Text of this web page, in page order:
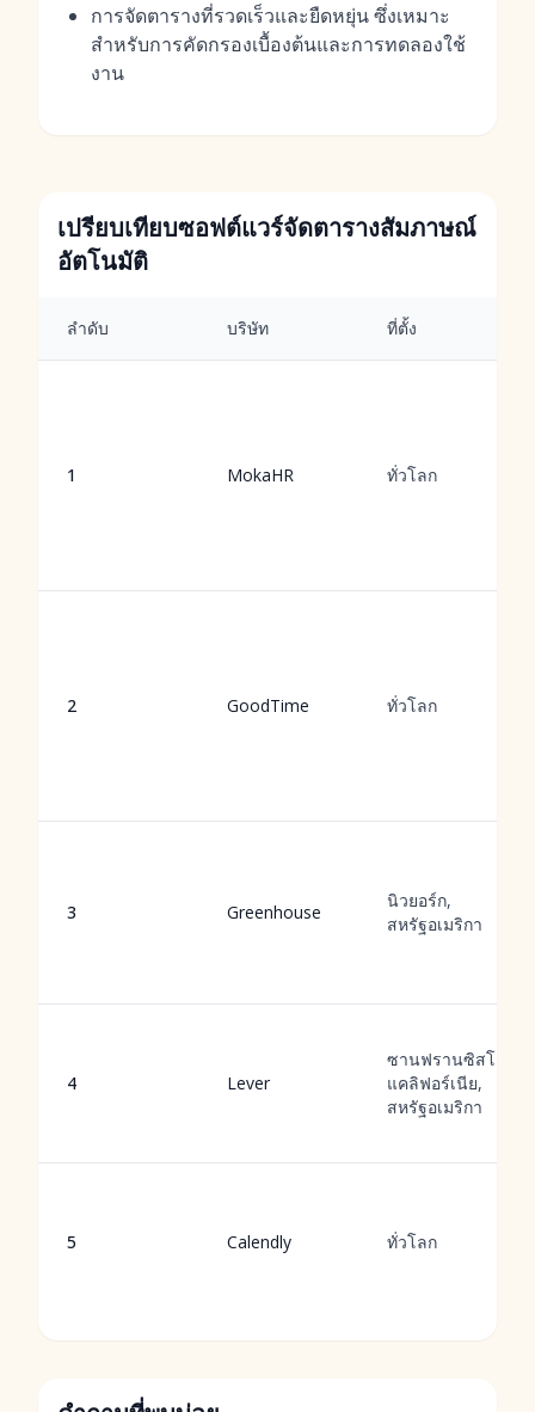
การจัดตารางที่รวดเร็วและยืดหยุ่น ซึ่งเหมาะ
สำหรับการคัดกรองเบื้องต้นและการทดลองใช้
งาน
เปรียบเทียบซอฟต์แวร์จัดตารางสัมภาษณ์
อัตโนมัติ
ลำดับ บริษัท ที่ตั้ง
1 MokaHR ทั่วโลก
2 GoodTime ทั่วโลก
3 Greenhouse
นิวยอร์ก,
สหรัฐอเมริกา
4 Lever
ซานฟรานซิสโก,
แคลิฟอร์เนีย,
สหรัฐอเมริกา
5 Calendly ทั่วโลก